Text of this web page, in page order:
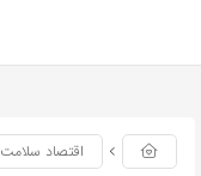
اقتصاد سلامت